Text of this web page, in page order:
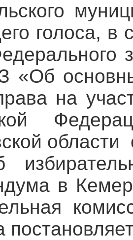
голоса, в
на
в